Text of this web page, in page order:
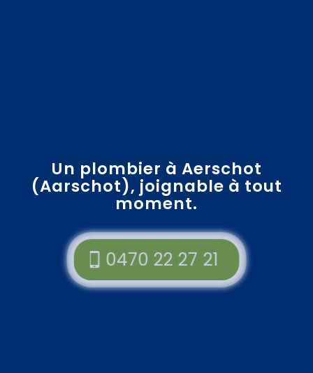
Un plombier à Aerschot
(Aarschot), joignable à tout
moment.
0470 22 27 21